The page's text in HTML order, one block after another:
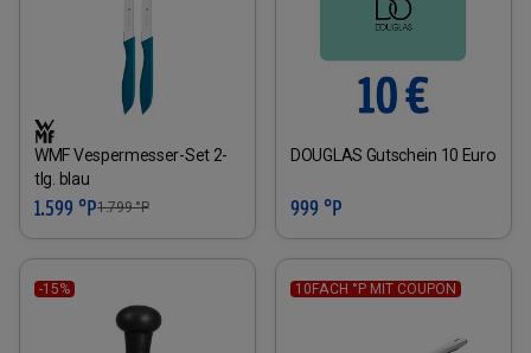
WMF Vespermesser-Set 2-
tlg. blau
1.599 °P1.799°P
DOUGLAS Gutschein 10 Euro
999 °P
-15% 10FACH °P MIT COUPON